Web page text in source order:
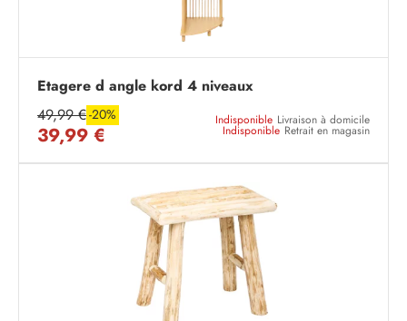
Etagere d angle kord 4 niveaux
49,99 €-20%
39,99 €
Indisponible Livraison à domicile
Indisponible Retrait en magasin